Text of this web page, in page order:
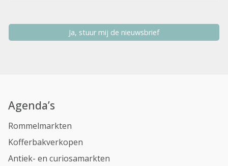
Ja, stuur mij de nieuwsbrief
Agenda’s
Rommelmarkten
Kofferbakverkopen
Antiek- en curiosamarkten